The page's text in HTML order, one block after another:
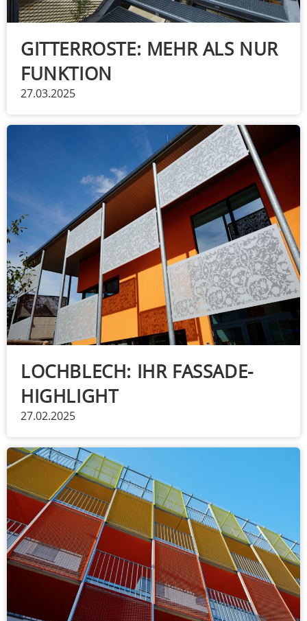
GITTERROSTE: MEHR ALS NUR
FUNKTION
27.03.2025
LOCHBLECH: IHR FASSADE-
HIGHLIGHT
27.02.2025